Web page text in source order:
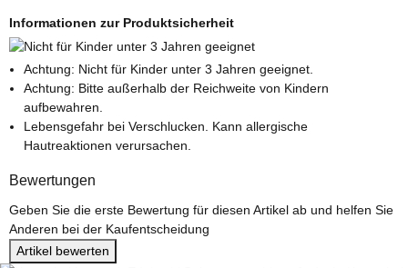
Informationen zur Produktsicherheit
Achtung: Nicht für Kinder unter 3 Jahren geeignet.
Achtung: Bitte außerhalb der Reichweite von Kindern
aufbewahren.
Lebensgefahr bei Verschlucken. Kann allergische
Hautreaktionen verursachen.
Bewertungen
Geben Sie die erste Bewertung für diesen Artikel ab und helfen Sie
Anderen bei der Kaufentscheidung
Artikel bewerten